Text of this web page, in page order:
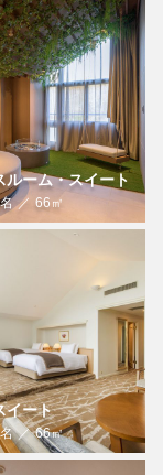
ルーム・スイート
66㎡
イート
66㎡